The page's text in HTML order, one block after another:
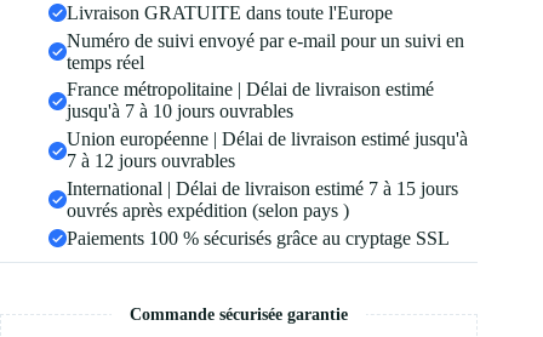
Livraison GRATUITE dans toute l'Europe
Numéro de suivi envoyé par e-mail pour un suivi en
temps réel
France métropolitaine | Délai de livraison estimé
jusqu'à 7 à 10 jours ouvrables
Union européenne | Délai de livraison estimé jusqu'à
7 à 12 jours ouvrables
International | Délai de livraison estimé 7 à 15 jours
ouvrés après expédition (selon pays )
Paiements 100 % sécurisés grâce au cryptage SSL
Commande sécurisée garantie